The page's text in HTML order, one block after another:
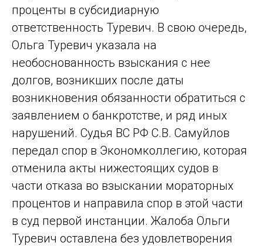
проценты в субсидиарную
ответственность Туревич. В свою очередь,
Ольга Туревич указала на
необоснованность взыскания с нее
долгов, возникших после даты
возникновения обязанности обратиться с
заявлением о банкротстве, и ряд иных
нарушений. Судья ВС РФ С.В. Самуйлов
передал спор в Экономколлегию, которая
отменила акты нижестоящих судов в
части отказа во взыскании мораторных
процентов и направила спор в этой части
в суд первой инстанции. Жалоба Ольги
Туревич оставлена без удовлетворения